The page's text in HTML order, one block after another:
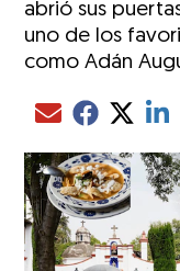
abrió sus
uno de los
como Adán
Compartir el
Compartir el